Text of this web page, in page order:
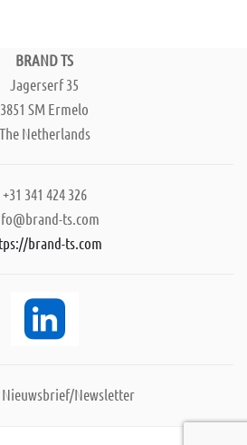
BRAND TS
Jagerserf 35
3851 SM Ermelo
The Netherlands
+31 341 424 326
ts.com
brand-ts.com
Newsletter